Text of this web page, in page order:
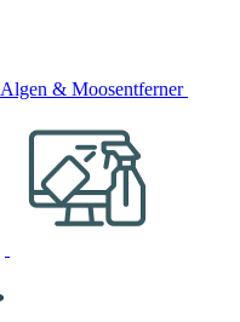
Algen & Moosentferner